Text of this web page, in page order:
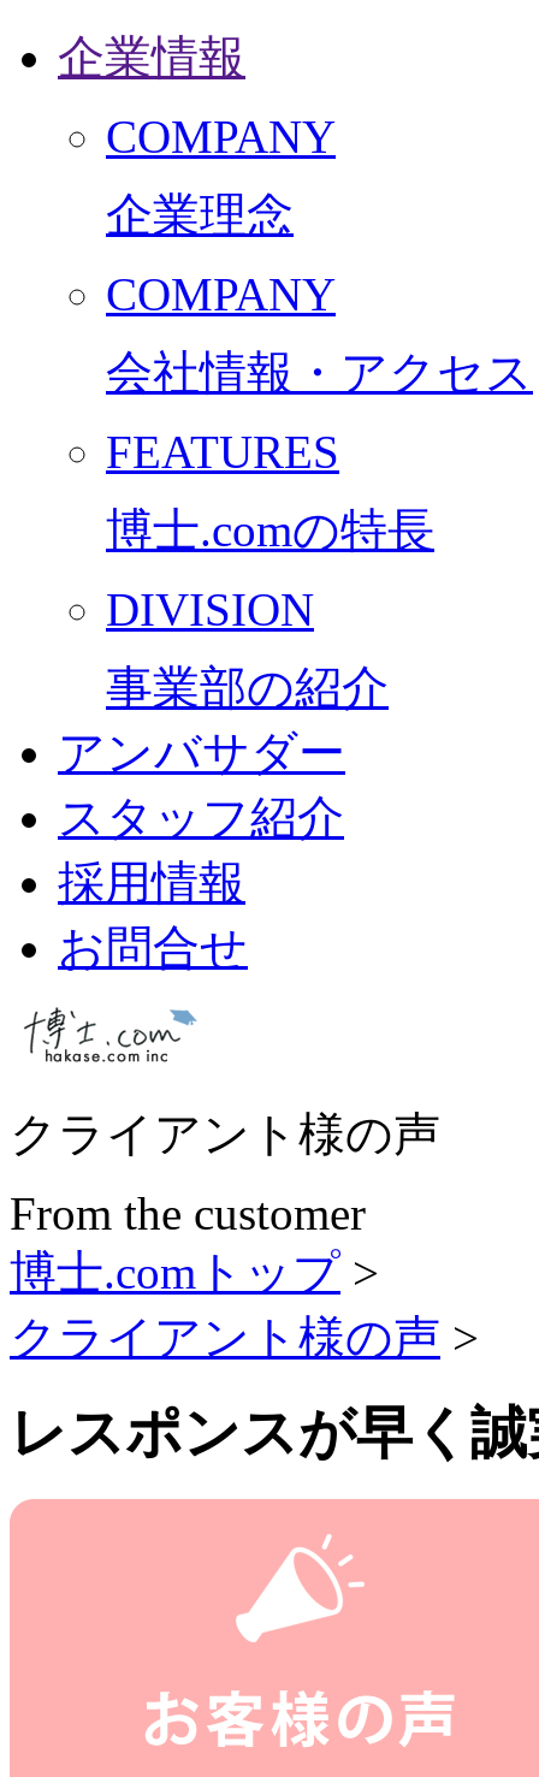
企業情報
COMPANY
企業理念
COMPANY
会社情報・アクセス
FEATURES
博士.comの特長
DIVISION
事業部の紹介
アンバサダー
スタッフ紹介
採用情報
お問合せ
クライアント様の声
From the customer
博士.comトップ >
クライアント様の声 >
レスポンスが早く